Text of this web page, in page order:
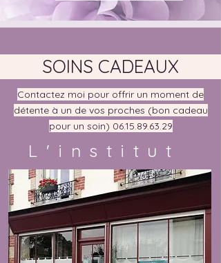
SOINS CADEAUX
Contactez moi pour offrir un moment de
détente à un de vos proches (bon cadeau
pour un soin) 06.15.89.63.29
L'institut